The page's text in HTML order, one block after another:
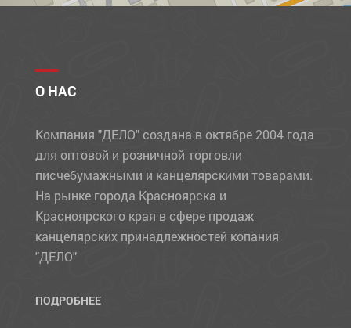
О НАС
Компания "ДЕЛО" создана в октябре 2004 года
для оптовой и розничной торговли
писчебумажными и канцелярскими товарами.
На рынке города Красноярска и
Красноярского края в сфере продаж
канцелярских принадлежностей копания
"ДЕЛО"
ПОДРОБНЕЕ